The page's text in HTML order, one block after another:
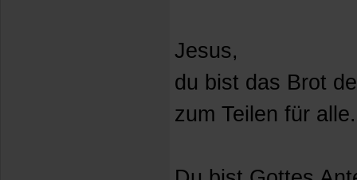
Jesus,
du bist das Brot
zum Teilen für alle.